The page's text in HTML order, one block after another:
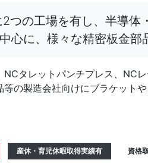
つの工場を有し、半導
心に、様々な精密板金部
タレットパンチプレス、NC
の製造会社向けにブラケット
産休・育児休暇取得実績有 資格